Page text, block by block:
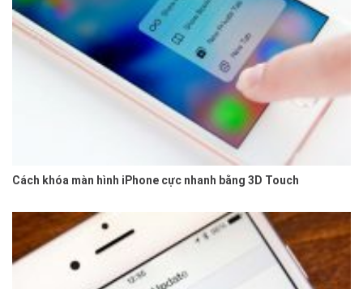
Cách khóa màn hình iPhone cực nhanh bằng 3D Touch